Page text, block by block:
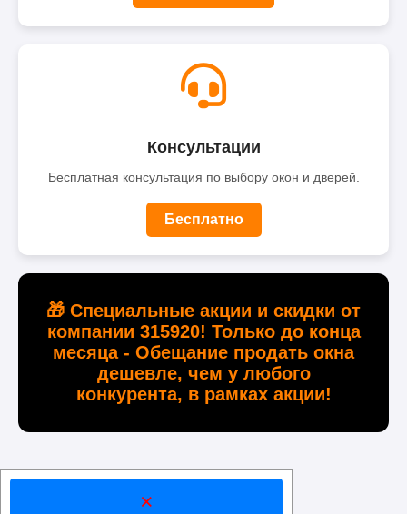
Консультации
Бесплатная консультация по выбору окон и дверей.
Бесплатно
🎁 Специальные акции и скидки от
компании 315920! Только до конца
месяца - Обещание продать окна
дешевле, чем у любого
конкурента, в рамках акции!
×